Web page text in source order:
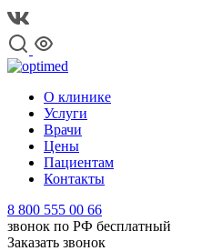
О клинике
Услуги
Врачи
Цены
Пациентам
Контакты
8 800 555 00 66
звонок по РФ бесплатный
Заказать звонок